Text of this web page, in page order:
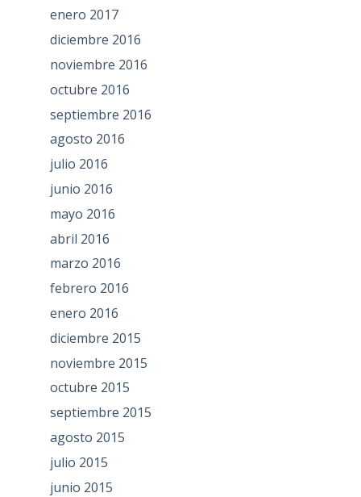
enero 2017
diciembre 2016
noviembre 2016
octubre 2016
septiembre 2016
agosto 2016
julio 2016
junio 2016
mayo 2016
abril 2016
marzo 2016
febrero 2016
enero 2016
diciembre 2015
noviembre 2015
octubre 2015
septiembre 2015
agosto 2015
julio 2015
junio 2015